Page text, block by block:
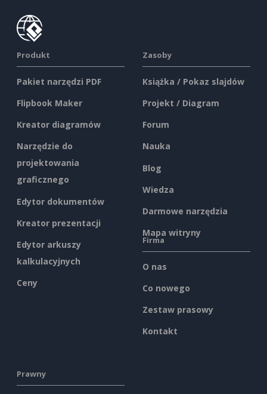
Produkt
Pakiet narzędzi PDF
Flipbook Maker
Kreator diagramów
Narzędzie do
projektowania
graficznego
Edytor dokumentów
Kreator prezentacji
Edytor arkuszy
kalkulacyjnych
Ceny
Zasoby
Książka / Pokaz slajdów
Projekt / Diagram
Forum
Nauka
Blog
Wiedza
Darmowe narzędzia
Mapa witryny
Firma
O nas
Co nowego
Zestaw prasowy
Kontakt
Prawny